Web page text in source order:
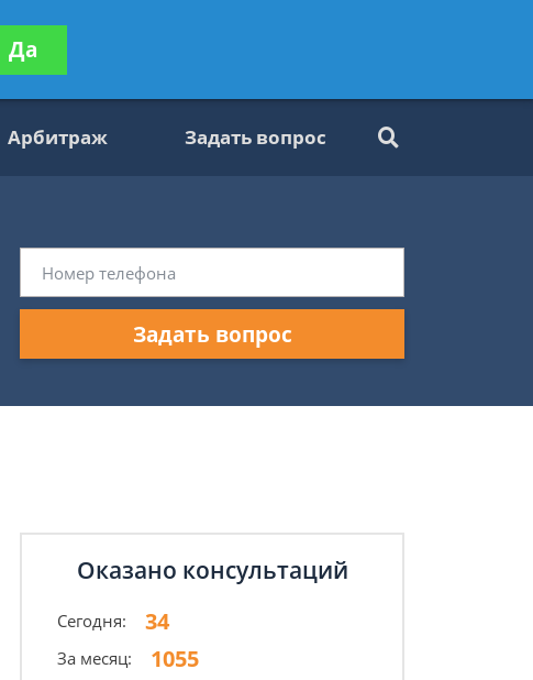
бесплатно
Арбитраж Задать вопрос
Задать вопрос
Оказано консультаций
Сегодня: 34
За месяц: 1055
Да